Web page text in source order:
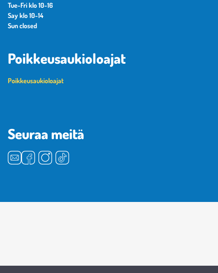
Tue-Fri klo 10-16
Say klo 10-14
Sun closed
Poikkeusaukioloajat
Poikkeusaukioloajat
Seuraa meitä